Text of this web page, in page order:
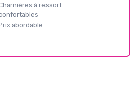
à ressort
abordable